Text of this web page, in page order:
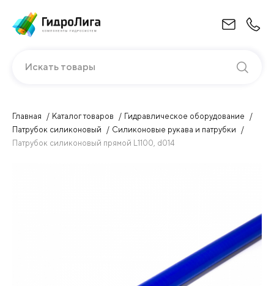
Искать товары
Главная Каталог товаров
Гидравлическое оборудование
Патрубок силиконовый
Силиконовые рукава и патрубки
Патрубок силиконовый прямой L1100, d014